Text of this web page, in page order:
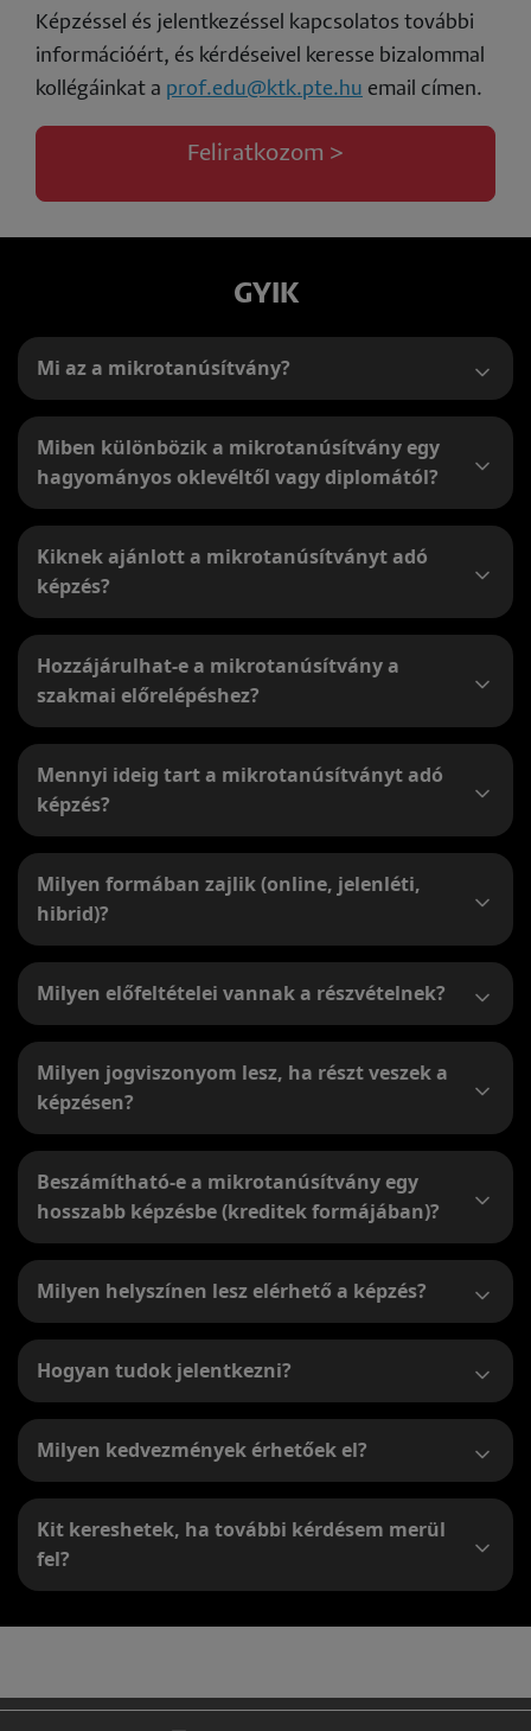
Képzéssel és jelentkezéssel kapcsolatos további
információért, és kérdéseivel keresse bizalommal
kollégáinkat a prof.edu@ktk.pte.hu email címen.
Feliratkozom >
GYIK
Mi az a mikrotanúsítvány?
Miben különbözik a mikrotanúsítvány egy
hagyományos oklevéltől vagy diplomától?
Kiknek ajánlott a mikrotanúsítványt adó
képzés?
Hozzájárulhat-e a mikrotanúsítvány a
szakmai előrelépéshez?
Mennyi ideig tart a mikrotanúsítványt adó
képzés?
Milyen formában zajlik (online, jelenléti,
hibrid)?
Milyen előfeltételei vannak a részvételnek?
Milyen jogviszonyom lesz, ha részt veszek a
képzésen?
Beszámítható-e a mikrotanúsítvány egy
hosszabb képzésbe (kreditek formájában)?
Milyen helyszínen lesz elérhető a képzés?
Hogyan tudok jelentkezni?
Milyen kedvezmények érhetőek el?
Kit kereshetek, ha további kérdésem merül
fel?